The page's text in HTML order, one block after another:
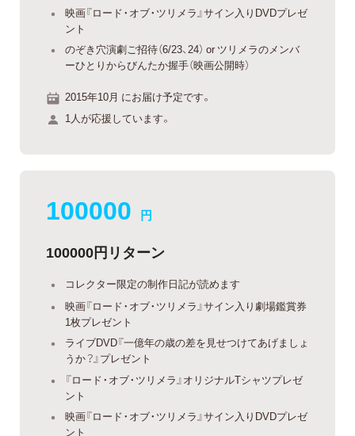
映画『ロード・オブ・ツリメラ』サイン入りDVDプレゼ
ント
のぞき穴演劇ご招待（6/23、24） or ツリメラのメンバ
ーひとりからびんたか握手（映画公開時）
2015年10月 にお届け予定です。
1人が応援しています。
100000 円
100000円リターン
コレクター限定の制作日記が読めます
映画『ロード・オブ・ツリメラ』サイン入り劇場鑑賞券
1枚プレゼント
ライブDVD『一億年の歳の差を見せつけてあげましょ
うか？』プレゼント
『ロード・オブ・ツリメラ』オリジナルTシャツプレゼ
ント
映画『ロード・オブ・ツリメラ』サイン入りDVDプレゼ
ント